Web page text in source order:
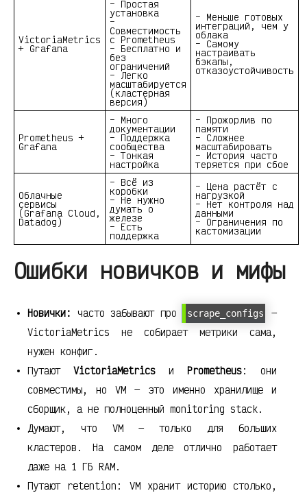
VictoriaMetrics
+ Grafana
– Простая
установка
–
Совместимость
с Prometheus
– Бесплатно и
без
ограничений
– Легко
масштабируется
(кластерная
версия)
– Меньше готовых
интеграций, чем у
облака
– Самому
настраивать
бэкапы,
отказоустойчивость
Prometheus +
Grafana
– Много
документации
– Поддержка
сообщества
– Тонкая
настройка
– Прожорлив по
памяти
– Сложнее
масштабировать
– История часто
теряется при сбое
Облачные
сервисы
(Grafana Cloud,
Datadog)
– Всё из
коробки
– Не нужно
думать о
железе
– Есть
поддержка
– Цена растёт с
нагрузкой
– Нет контроля над
данными
– Ограничения по
кастомизации
Ошибки новичков и мифы
Новички: часто забывают про scrape_configs
—
VictoriaMetrics не собирает метрики сама,
нужен конфиг.
Путают VictoriaMetricsи Prometheus: они
совместимы, но VM — это именно хранилище и
сборщик, а не полноценный monitoring stack.
Думают, что VM — только для больших
кластеров. На самом деле отлично работает
даже на 1 ГБ RAM.
Путают retention: VM хранит историю столько,